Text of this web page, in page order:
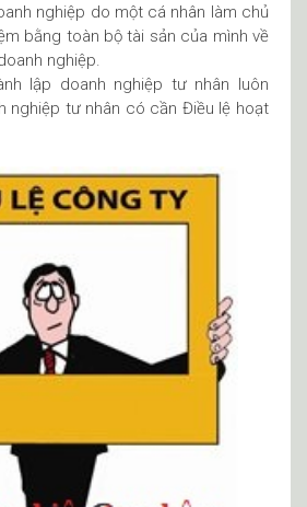
nghiệp do một cá nhân làm chủ
bằng toàn bộ tài sản của mình về
nghiệp.
lập doanh nghiệp tư nhân luôn
nghiệp tư nhân có cần Điều lệ hoạt